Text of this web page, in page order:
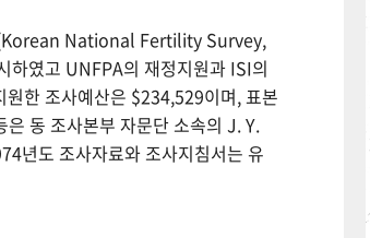
National Fertility Survey,
하였고 UNFPA의 재정지원과 ISI의
한 조사예산은 $234,529이며, 표본
동 조사본부 자문단 소속의 J. Y.
년도 조사자료와 조사지침서는 유